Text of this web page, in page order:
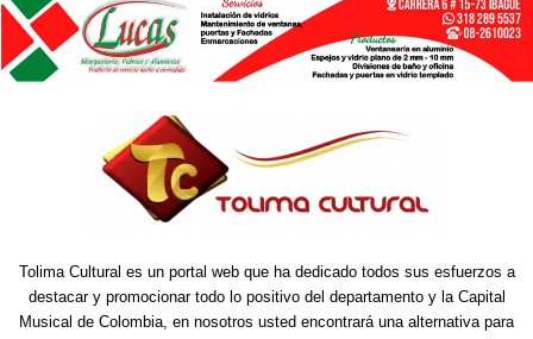
Tolima Cultural es un portal web que ha dedicado todos sus esfuerzos a
destacar y promocionar todo lo positivo del departamento y la Capital
Musical de Colombia, en nosotros usted encontrará una alternativa para